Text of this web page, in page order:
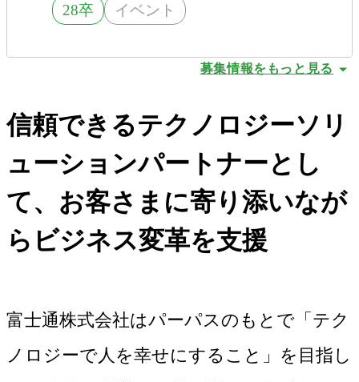
28卒 イベント
募集情報をもっと見る
信頼できるテクノロジーソリ
ューションパートナーとし
て、お客さまに寄り添いなが
らビジネス変革を支援
富士通株式会社はパーパスのもとで「テク
ノロジーで人を幸せにすること」を目指し